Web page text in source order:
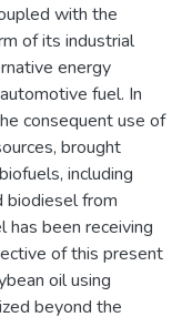
with the
of its industrial
energy
fuel. In
consequent use of
brought
including
biodiesel from
has been receiving
of this present
oil using
beyond the